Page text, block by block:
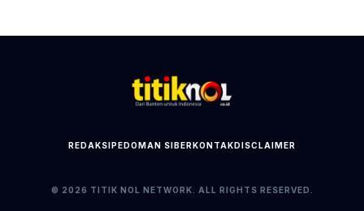
REDAKSIPEDOMAN SIBERKONTAKDISCLAIMER
© 2026 TITIK NOL NETWORK. ALL RIGHTS RESERVED.